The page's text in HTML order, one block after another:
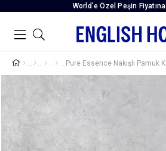
World’e Özel Peşin Fiyatına